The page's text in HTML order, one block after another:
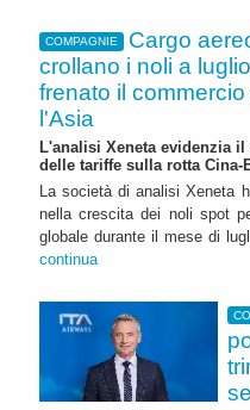
COMPAGNIE
Cargo
crollano i noli a
frenato il commercio
l'Asia
L'analisi Xeneta evidenzia il
delle tariffe sulla rotta Cina-
La società di analisi Xeneta
nella crescita dei noli spot
globale durante il mese di
continua